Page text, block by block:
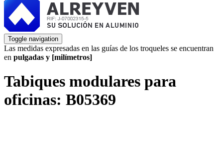
Toggle navigation
Las medidas expresadas en las guías de los troqueles se encuentran
en pulgadas y [milímetros]
Tabiques modulares para
oficinas: B05369